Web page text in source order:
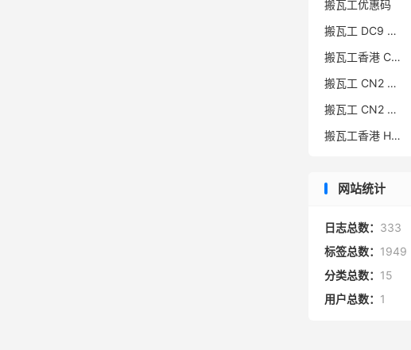
搬瓦工优惠码
搬瓦工 DC9 CN2 GIA 限量版
搬瓦工香港 CN2 GIA
搬瓦工 CN2 GIA-E 限量版
搬瓦工 CN2 GIA 限量版
搬瓦工香港 HK85
网站统计
日志总数： 333
标签总数： 1949
分类总数： 15
用户总数： 1